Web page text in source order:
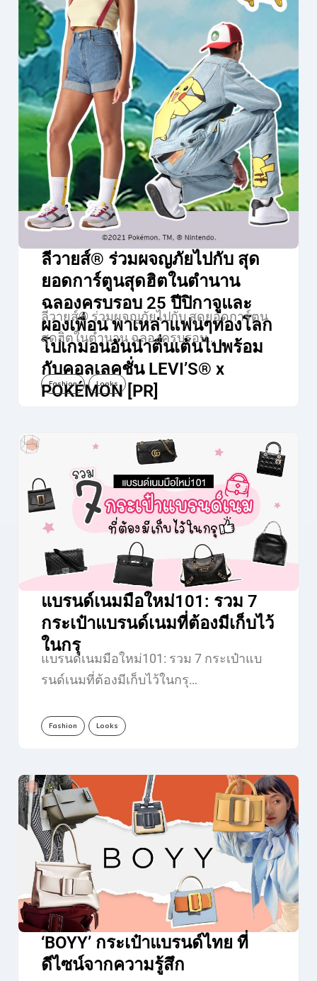
ลีวายส์® ร่วมผจญภัยไปกับ สุด
ยอดการ์ตูนสุดฮิตในตำนาน
ฉลองครบรอบ 25 ปีปิกาจูและ
ผองเพื่อน พาเหล่าแฟนๆท่องโลก
โปเกมอนอันน่าตื่นเต้นไปพร้อม
กับคอลเลคชั่น LEVI’S® x
POKÉMON [PR]
ลีวายส์® ร่วมผจญภัยไปกับ สุดยอดการ์ตูน
สุดฮิตในตำนาน ฉลองครบรอบ…
Fashion Looks
แบรนด์เนมมือใหม่101: รวม 7
กระเป๋าแบรนด์เนมที่ต้องมีเก็บไว้
ในกรุ
แบรนด์เนมมือใหม่101: รวม 7 กระเป๋าแบ
รนด์เนมที่ต้องมีเก็บไว้ในกรุ…
Fashion Looks
‘BOYY’ กระเป๋าแบรนด์ไทย ที่
ดีไซน์จากความรู้สึก